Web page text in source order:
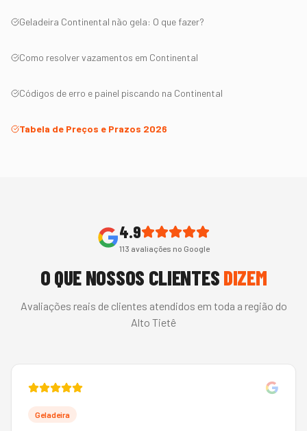
Geladeira Continental não gela: O que fazer?
Como resolver vazamentos em Continental
Códigos de erro e painel piscando na Continental
Tabela de Preços e Prazos 2026
4.9
113 avaliações no Google
O QUE NOSSOS CLIENTESDIZEM
Avaliações reais de clientes atendidos em toda a região do
Alto Tietê
Geladeira